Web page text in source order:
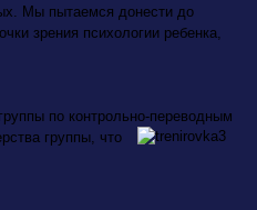
Мы пытаемся донести до
зрения психологии ребенка,
по контрольно-переводным
группы, что